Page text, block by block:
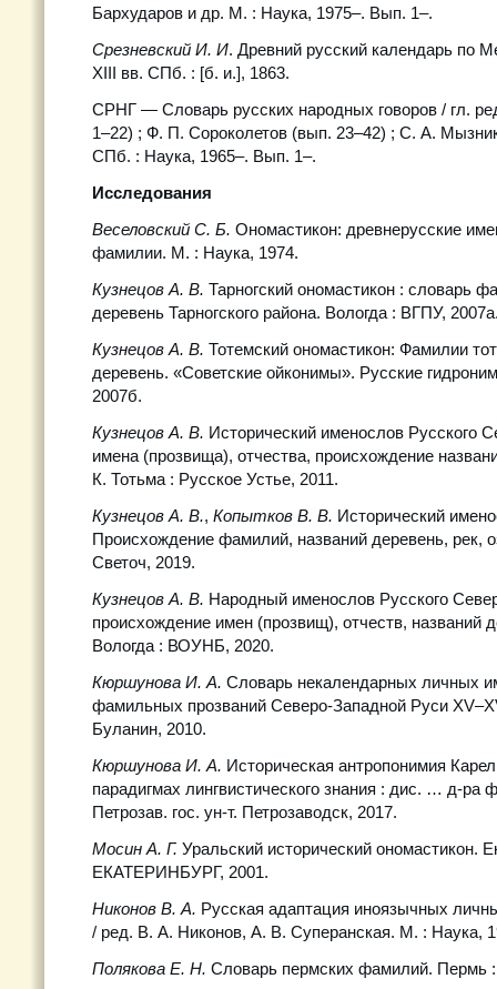
Бархударов и др. М. : Наука, 1975–. Вып. 1–.
Срезневский И. И. Древний русский календарь по
XIII вв. СПб. : [б. и.], 1863.
СРНГ — Словарь русских народных говоров / гл.
1–22) ; Ф. П. Сороколетов (вып. 23–42) ; С. А.
СПб. : Наука, 1965–. Вып. 1–.
Исследования
Веселовский С. Б. Ономастикон: древнерусские
фамилии. М. : Наука, 1974.
Кузнецов А. В. Тарногский ономастикон : словарь
деревень Тарногского района. Вологда : ВГПУ,
Кузнецов А. В. Тотемский ономастикон: Фамилии
деревень. «Советские ойконимы». Русские
2007б.
Кузнецов А. В. Исторический именослов Русского
имена (прозвища), отчества, происхождение
К. Тотьма : Русское Устье, 2011.
Кузнецов А. В., Копытков В. В. Исторический
Происхождение фамилий, названий деревень, рек,
Светоч, 2019.
Кузнецов А. В. Народный именослов Русского
происхождение имен (прозвищ), отчеств, названий
Вологда : ВОУНБ, 2020.
Кюршунова И. А. Словарь некалендарных личных
фамильных прозваний Северо-Западной Руси
Буланин, 2010.
Кюршунова И. А. Историческая антропонимия
парадигмах лингвистического знания : дис. … д-ра
Петрозав. гос. ун-т. Петрозаводск, 2017.
Мосин А. Г. Уральский исторический ономастикон.
ЕКАТЕРИНБУРГ, 2001.
Никонов В. А. Русская адаптация иноязычных
/ ред. В. А. Никонов, А. В. Суперанская. М. : Наука,
Полякова Е. Н. Словарь пермских фамилий. Пермь